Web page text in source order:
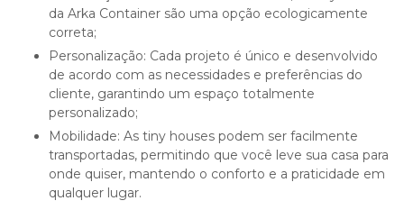
da Arka Container são uma opção ecologicamente
correta;
Personalização: Cada projeto é único e desenvolvido
de acordo com as necessidades e preferências do
cliente, garantindo um espaço totalmente
personalizado;
Mobilidade: As tiny houses podem ser facilmente
transportadas, permitindo que você leve sua casa para
onde quiser, mantendo o conforto e a praticidade em
qualquer lugar.